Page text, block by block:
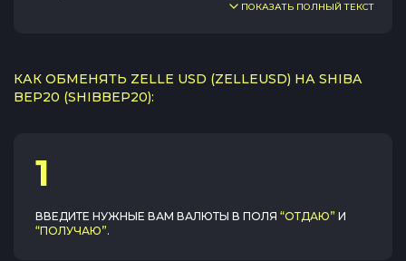
ПОКАЗАТЬ ПОЛНЫЙ ТЕКСТ
КАК ОБМЕНЯТЬ ZELLE USD (ZELLEUSD) НА SHIBA
BEP20 (SHIBBEP20):
1
ВВЕДИТЕ НУЖНЫЕ ВАМ ВАЛЮТЫ В ПОЛЯ “ОТДАЮ” И
“ПОЛУЧАЮ”.